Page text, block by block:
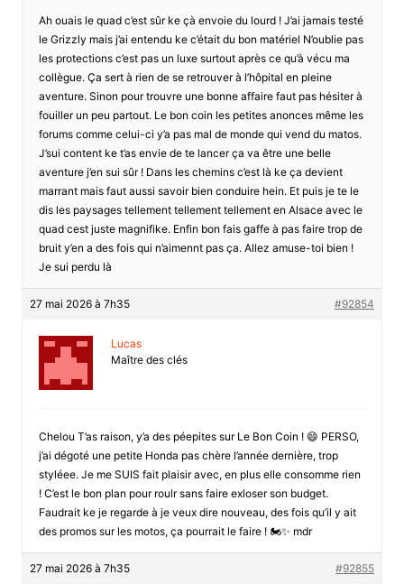
Ah ouais le quad c’est sûr ke çà envoie du lourd ! J’ai jamais testé
le Grizzly mais j’ai entendu ke c’était du bon matériel N’oublie pas
les protections c’est pas un luxe surtout après ce qu’à vécu ma
collègue. Ça sert à rien de se retrouver à l’hôpital en pleine
aventure. Sinon pour trouvre une bonne affaire faut pas hésiter à
fouiller un peu partout. Le bon coin les petites anonces même les
forums comme celui-ci y’a pas mal de monde qui vend du matos.
J’sui content ke t’as envie de te lancer ça va être une belle
aventure j’en sui sûr ! Dans les chemins c’est là ke ça devient
marrant mais faut aussi savoir bien conduire hein. Et puis je te le
dis les paysages tellement tellement tellement en Alsace avec le
quad cest juste magnifike. Enfin bon fais gaffe à pas faire trop de
bruit y’en a des fois qui n’aimennt pas ça. Allez amuse-toi bien !
Je sui perdu là
27 mai 2026 à 7h35 #92854
Lucas
Maître des clés
Chelou T’as raison, y’a des péepites sur Le Bon Coin ! 😄 PERSO,
j’ai dégoté une petite Honda pas chère l’année dernière, trop
styléee. Je me SUIS fait plaisir avec, en plus elle consomme rien
! C’est le bon plan pour roulr sans faire exloser son budget.
Faudrait ke je regarde à je veux dire nouveau, des fois qu’il y ait
des promos sur les motos, ça pourrait le faire ! 🏍️✨ mdr
27 mai 2026 à 7h35 #92855